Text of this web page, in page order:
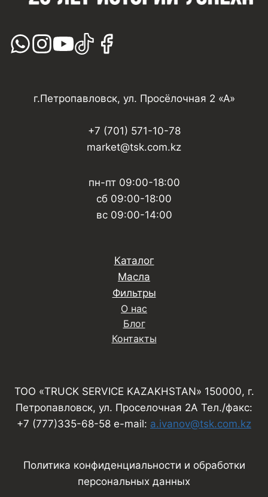
г.Петропавловск, ул. Просёлочная 2 «А»
+7 (701) 571-10-78
market@tsk.com.kz
пн-пт 09:00-18:00
сб 09:00-18:00
вс 09:00-14:00
Каталог
Масла
Фильтры
О нас
Блог
Контакты
ТОО «TRUCK SERVICE KAZAKHSTAN» 150000, г.
Петропавловск, ул. Проселочная 2А Тел./факс:
+7 (777)335-68-58 e-mail: a.ivanov@tsk.com.kz
Политика конфиденциальности и обработки
персональных данных